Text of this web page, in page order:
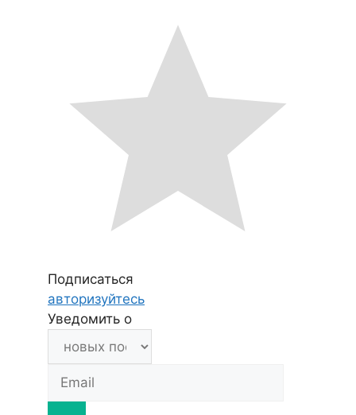
Подписаться
авторизуйтесь
Уведомить о